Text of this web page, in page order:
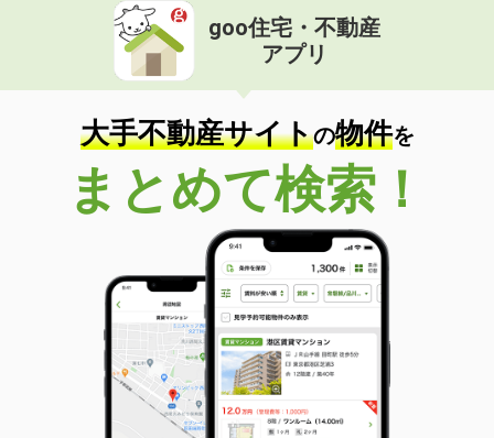
goo住宅・不動産
アプリ
大手不動産サイトの物件を
まとめて検索！